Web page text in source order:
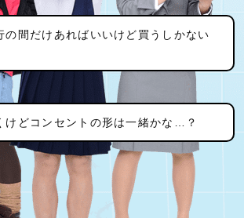
の間だけあればいいけど買うしかない
けどコンセントの形は一緒かな…？